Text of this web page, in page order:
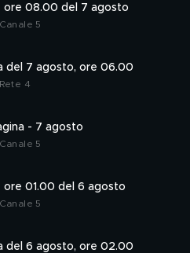
ore 08.00 del 7 agosto
5
del 7 agosto, ore 06.00
4
- 7 agosto
5
ore 01.00 del 6 agosto
5
del 6 agosto, ore 02.00